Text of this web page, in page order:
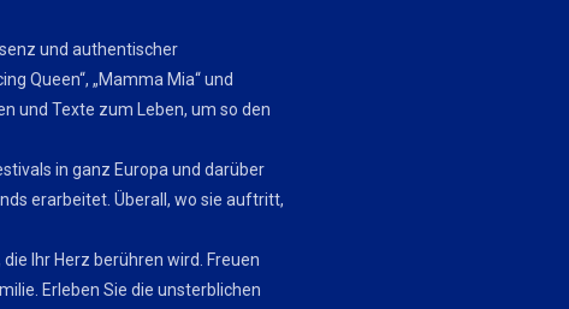
und authentischer
Queen“, „Mamma Mia“ und
und Texte zum Leben, um so den
in ganz Europa und darüber
erarbeitet. Überall, wo sie auftritt,
Ihr Herz berühren wird. Freuen
Erleben Sie die unsterblichen